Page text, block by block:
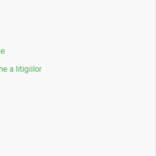
a litigiilor